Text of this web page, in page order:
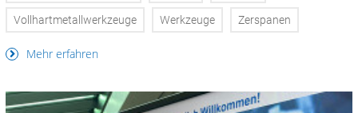
Vollhartmetallwerkzeuge Werkzeuge Zerspanen
Mehr erfahren